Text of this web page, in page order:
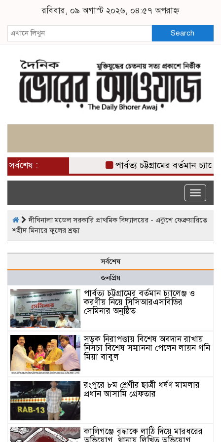
রবিবার, ০৯ অগাস্ট ২০২৬, ০৪:৫৭ অপরাহ্ন
Search
সর্বশেষ : পার্বত্য চট্টগ্রামের বর্তমান
Toggle
দীঘিনালা মডেল সরকারি প্রাথমিক বিদ্যালয়ের - একুশে ফেব্রুয়ারিতে
শহীদ মিনারে ফুলের শ্রদ্ধা
সর্বশেষ
জনপ্রিয়
পার্বত্য চট্টগ্রামের বর্তমান চ্যালেঞ্জ ও
করণীয় নিয়ে সিসিআরএসবিডির
সেমিনার অনুষ্ঠিত
সড়ক নিরাপত্তায় বিশেষ অবদান রাখায়
নিসচা বিশেষ সম্মাননা পেলেন লায়ন গনি
মিয়া বাবুল
রংপুরে ৮ম শ্রেণীর ছাত্রী ধর্ষণ মামলার
প্রধান আসামি গ্রেফতার
কালিগঞ্জে বৃদ্ধাকে লাঠি দিয়ে মারধরের